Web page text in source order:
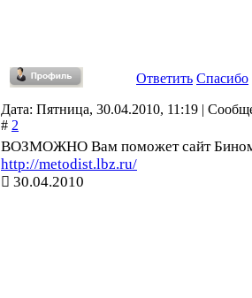
Ответить Спасибо
Дата: Пятница, 30.04.2010, 11:19 |
# 2
ВОЗМОЖНО Вам поможет сайт
http://metodist.lbz.ru/
30.04.2010